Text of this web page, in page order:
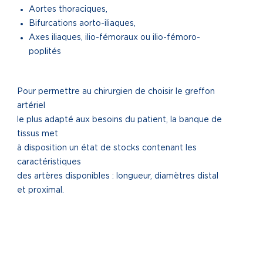
Aortes thoraciques,
Bifurcations aorto-iliaques,
Axes iliaques, ilio-fémoraux ou ilio-fémoro-
poplités
Pour permettre au chirurgien de choisir le greffon
artériel
le plus adapté aux besoins du patient, la banque de
tissus met
à disposition un état de stocks contenant les
caractéristiques
des artères disponibles : longueur, diamètres distal
et proximal.